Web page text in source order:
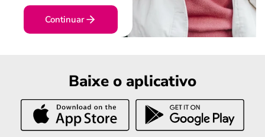
Continuar
Baixe o aplicativo